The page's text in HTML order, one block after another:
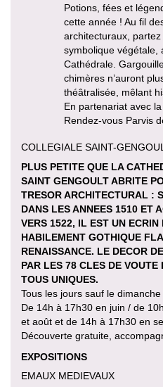
Potions, fées et
cette année ! Au fil
architecturaux,
symbolique végétale,
Cathédrale.
chimères n’auront
théâtralisée, mêlant
En partenariat avec
Rendez-vous Parvis
COLLEGIALE SAINT-
PLUS PETITE QUE LA
SAINT GENGOULT ABRITE
TRESOR ARCHITECTURAL :
DANS LES ANNEES 1510 ET
VERS 1522, IL EST UN ECRIN
HABILEMENT GOTHIQUE
RENAISSANCE. LE DECOR
PAR LES 78 CLES DE
TOUS UNIQUES.
Tous les jours sauf le dimanche
De 14h à 17h30 en juin / de
et août et de 14h à 17h30 en
Découverte gratuite,
EXPOSITIONS
EMAUX MEDIEVAUX